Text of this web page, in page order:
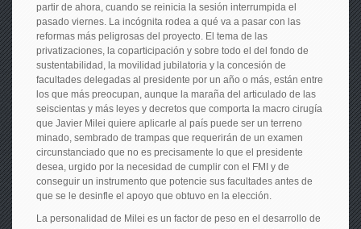
partir de ahora, cuando se reinicia la sesión interrumpida el
pasado viernes. La incógnita rodea a qué va a pasar con las
reformas más peligrosas del proyecto. El tema de las
privatizaciones, la coparticipación y sobre todo el del fondo de
sustentabilidad, la movilidad jubilatoria y la concesión de
facultades delegadas al presidente por un año o más, están entre
los que más preocupan, aunque la maraña del articulado de las
seiscientas y más leyes y decretos que comporta la macro cirugía
que Javier Milei quiere aplicarle al país puede ser un terreno
minado, sembrado de trampas que requerirán de un examen
circunstanciado que no es precisamente lo que el presidente
desea, urgido por la necesidad de cumplir con el FMI y de
conseguir un instrumento que potencie sus facultades antes de
que se le desinfle el apoyo que obtuvo en la elección.
La personalidad de Milei es un factor de peso en el desarrollo de